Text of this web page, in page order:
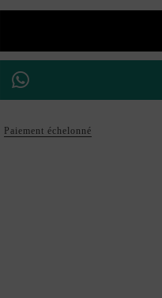
Paiement échelonné